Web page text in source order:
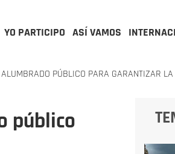
YO PARTICIPO ASÍ VAMOS
PÚBLICO PARA GARANTIZAR LA
público